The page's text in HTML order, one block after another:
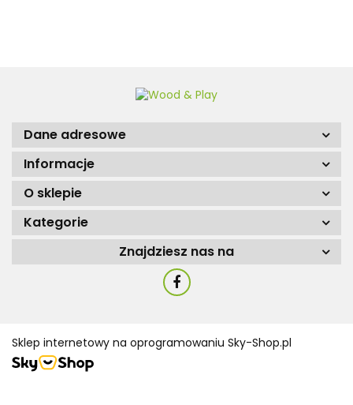
Dane adresowe
Informacje
O sklepie
Kategorie
Znajdziesz nas na
Sklep internetowy na oprogramowaniu Sky-Shop.pl